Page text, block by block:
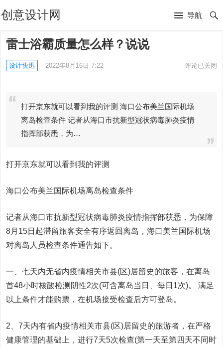
创意设计网 导航
雷士浴霸质量怎么样？说说
设计快迅 2022年8月16日 7:22 评论已关闭
打开京东就可以看到我的评测 海口公布美兰国际机场
离岛检查条件 记者从海口市抗新型冠状病毒肺炎疫情
指挥部获悉，为…
打开京东就可以看到我的评测
海口公布美兰国际机场离岛检查条件
记者从海口市抗新型冠状病毒肺炎疫情指挥部获悉，为保障
8月15日起滞留旅客安全有序返回离岛，海口美兰国际机场
对离岛人员检查条件通告如下。
一、七天内无省内疫情相关市县(区)居留史的旅客，在离岛
首48小时核酸检测阴性2次(可含离岛当日、每日1次)。 满足
以上条件才能购票，在机场接受检查后方可登岛。
2、7天内有省内疫情相关市县(区)居留史的旅游者，在严格
健康管理的基础上，进行7天5次检查(第一天至第四天不同时